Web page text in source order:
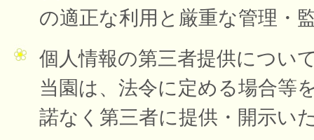
の適正な利用と厳重な管理・
個人情報の第三者提供につい
当園は、法令に定める場合等
諾なく第三者に提供・開示い